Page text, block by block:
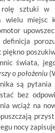
sztuki w
wielu
świata,
o położeniu
są pytania
bez
wciąż na
nocy